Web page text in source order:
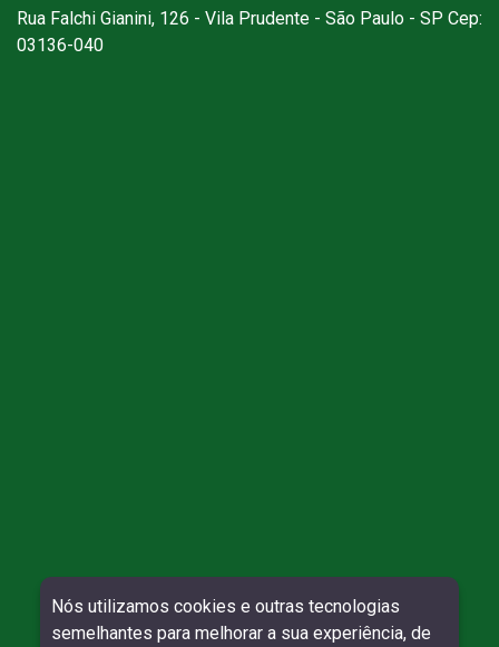
Rua Falchi Gianini, 126 - Vila Prudente - São Paulo - SP Cep:
03136-040
DESENVOLVIMENTO: SITE VERIFICADO:
Nós utilizamos cookies e outras tecnologias
semelhantes para melhorar a sua experiência, de